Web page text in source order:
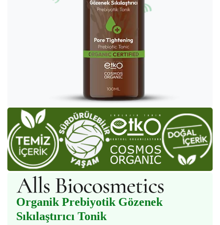
Organik Prebiyotik Gözenek
Sıkılaştırıcı Tonik